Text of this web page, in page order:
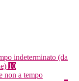
indeterminato (da
10
non a tempo